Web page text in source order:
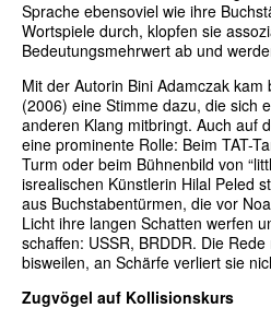
Sprache ebensoviel wie ihre
Wortspiele durch, klopfen sie
Bedeutungsmehrwert ab und
Mit der Autorin Bini Adamczak kam
(2006) eine Stimme dazu, die sich
anderen Klang mitbringt. Auch auf
eine prominente Rolle: Beim TAT-
Turm oder beim Bühnenbild von
isrealischen Künstlerin Hilal Peled
aus Buchstabentürmen, die vor
Licht ihre langen Schatten werfen
schaffen: USSR, BRDDR. Die
bisweilen, an Schärfe verliert sie
Zugvögel auf Kollisionskurs